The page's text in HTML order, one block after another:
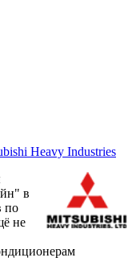
Heavy Industries
в
по
не